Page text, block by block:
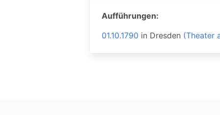
Aufführungen:
01.10.1790 in Dresden (Theater